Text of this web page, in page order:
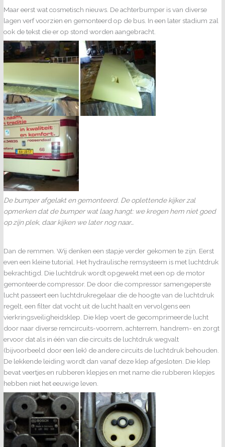
Maar eerst wat cosmetisch nieuws. De achterbumper is van diverse
lagen verf voorzien en gemonteerd op de bus. In een later stadium zal
ook de tekst die er op stond worden aangebracht.
De bumper afgelakt en gemonteerd. De oplettende kijker zal
opmerken dat de bumper wat laag hangt: we kregen hem niet goed
op zijn plek, daar kijken we later nog naar…
Dan de remmen. Wij denken een stapje verder gekomen te zijn. Eerst
even een kleine tutorial. Het hydraulische remsysteem is met luchtdruk
bekrachtigd. Die luchtdruk wordt opgewekt met een op de motor
gemonteerde compressor. De door die compressor samengeperste
lucht passeert een luchtdrukregelaar die de hoogte van de luchtdruk
regelt, een filter dat vocht uit de lucht haalt en vervolgens een
vierkringsveiligheidsklep. Die klep voert de gecomprimeerde lucht
door naar diverse remcircuits-voorrem, achterrem, handrem- en zorgt
ervoor dat als in één van die circuits de luchtdruk wegvalt
(bijvoorbeeld door een lek) de andere circuits de luchtdruk behouden.
De lekkende leiding wordt dan vanaf deze klep afgesloten. Die klep
bevat veertjes en rubberen klepjes en met name die rubberen klepjes
hebben niet het eeuwige leven.